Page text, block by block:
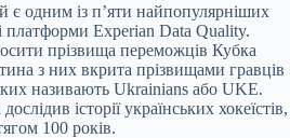
є одним із п’яти найпопулярніших
платформи Experian Data Quality.
прізвища переможців Кубка
з них вкрита прізвищами гравців
називають Ukrainians або UKE.
історії українських хокеїстів,
100 років.